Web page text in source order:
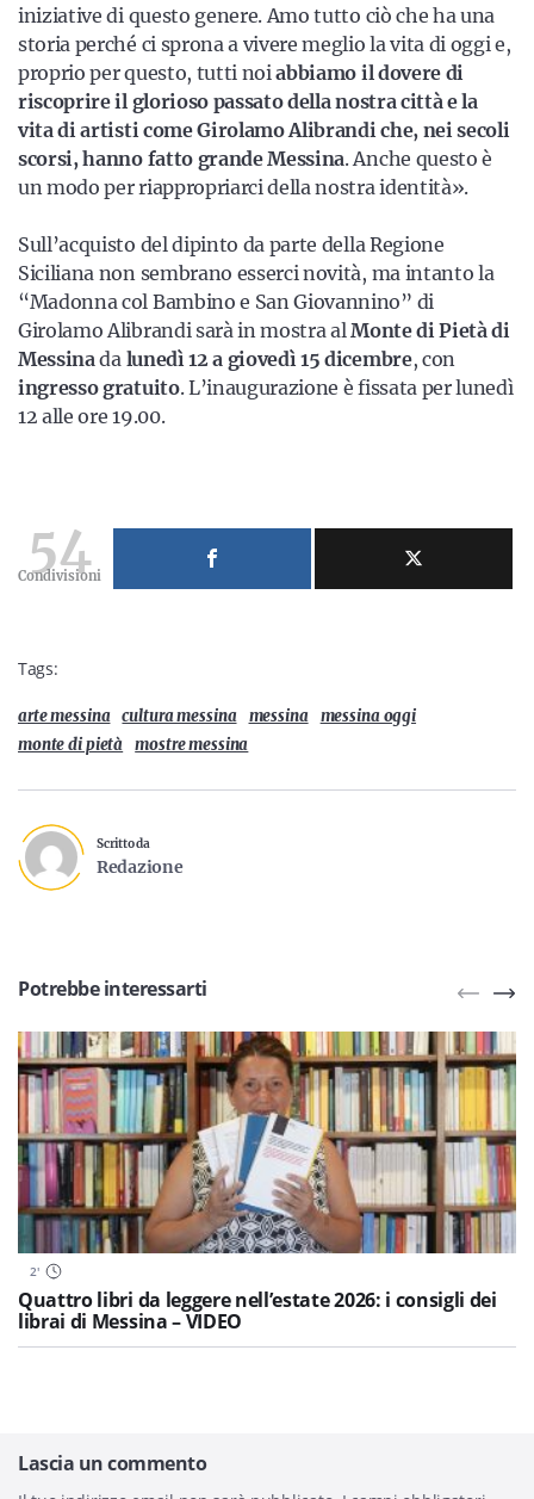
iniziative di questo genere. Amo tutto ciò che ha una
storia perché ci sprona a vivere meglio la vita di oggi e,
proprio per questo, tutti noiabbiamo il dovere di
riscoprire il glorioso passato della nostra città e la
vita di artisti come Girolamo Alibrandi che, nei secoli
scorsi, hanno fatto grande Messina. Anche questo è
un modo per riappropriarci della nostra identità».
Sull’acquisto del dipinto da parte della Regione
Siciliana non sembrano esserci novità, ma intanto la
“Madonna col Bambino e San Giovannino” di
Girolamo Alibrandi sarà in mostra alMonte di Pietà di
Messinada lunedì 12 a giovedì 15 dicembre, con
ingresso gratuito. L’inaugurazione è fissata per lunedì
12 alle ore 19.00.
54
Condivisioni
Tags:
arte messina cultura messina messina
messina oggi
monte di pietà mostre messina
Scritto da
Redazione
Potrebbe interessarti
2'
Quattro libri da leggere nell’estate 2026: i consigli dei
librai di Messina – VIDEO
Lascia un commento